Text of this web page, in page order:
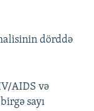
dörddə
AIDS və
sayı